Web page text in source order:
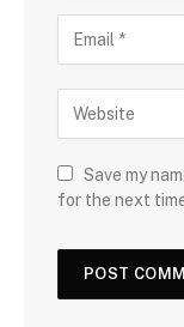
Save my
for the next